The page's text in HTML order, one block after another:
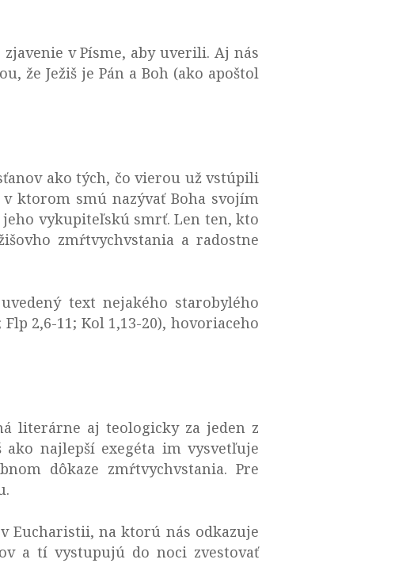
v Písme, aby uverili. Aj nás
že Ježiš je Pán a Boh (ako apoštol
ako tých, čo vierou už vstúpili
ktorom smú nazývať Boha svojím
vykupiteľskú smrť. Len ten, kto
zmŕtvychvstania a radostne
text nejakého starobylého
2,6-11; Kol 1,13-20), hovoriaceho
literárne aj teologicky za jeden z
ako najlepší exegéta im vysvetľuje
dôkaze zmŕtvychvstania. Pre
Eucharistii, na ktorú nás odkazuje
a tí vystupujú do noci zvestovať